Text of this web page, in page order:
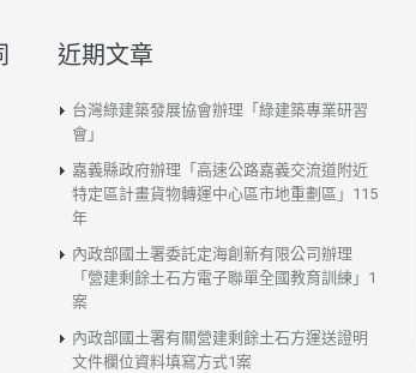
近期文章
台灣綠建築發展協會辦理「綠建築專業研習
會」
嘉義縣政府辦理「高速公路嘉義交流道附近
特定區計畫貨物轉運中心區市地重劃區」115
年
內政部國土署委託定海創新有限公司辦理
「營建剩餘土石方電子聯單全國教育訓練」1
案
內政部國土署有關營建剩餘土石方運送證明
文件欄位資料填寫方式1案